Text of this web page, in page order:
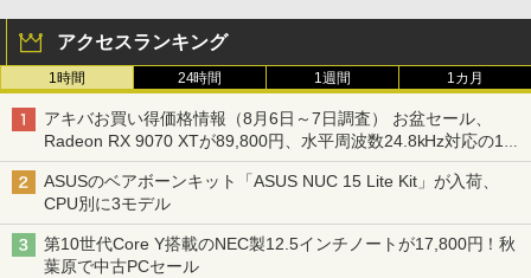
アクセスランキング
1時間 24時間 1週間 1カ月
アキバお買い得価格情報（8月6日～7日調査） お盆セール、
Radeon RX 9070 XTが89,800円、水平周波数24.8kHz対応の17
型モニターが9,801円、暑さ指数連動セール ほか
ASUSのベアボーンキット「ASUS NUC 15 Lite Kit」が入荷、
CPU別に3モデル
第10世代Core Y搭載のNEC製12.5インチノートが17,800円！秋
葉原で中古PCセール